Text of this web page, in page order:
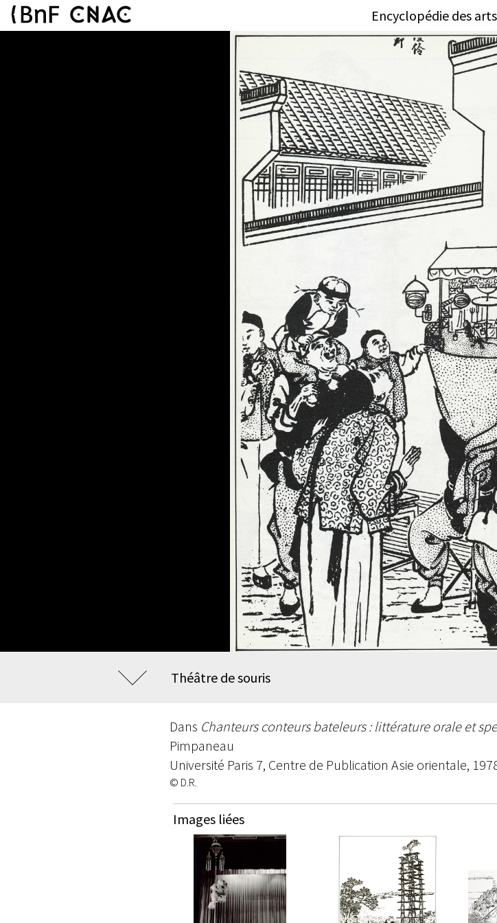
Encyclopédie des
Théâtre de souris
Dans Chanteurs conteurs bateleurs : littérature orale et
Pimpaneau
Université Paris 7, Centre de Publication Asie orientale,
© D.R.
Images liées